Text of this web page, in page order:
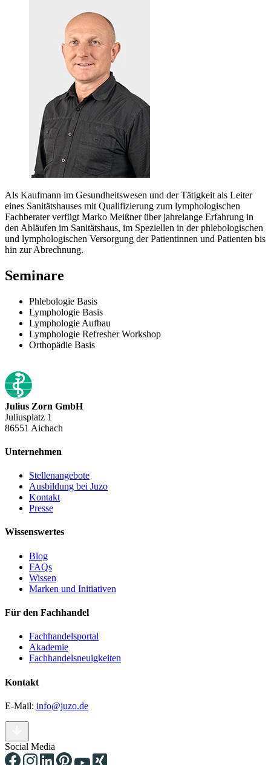
Als Kaufmann im Gesundheitswesen und der Tätigkeit als Leiter
eines Sanitätshauses mit Qualifizierung zum lymphologischen
Fachberater verfügt Marko Meißner über jahrelange Erfahrung in
den Abläufen im Sanitätshaus, im Speziellen in der phlebologischen
und lymphologischen Versorgung der Patientinnen und Patienten bis
hin zur Abrechnung.
Seminare
Phlebologie Basis
Lymphologie Basis
Lymphologie Aufbau
Lymphologie Refresher Workshop
Orthopädie Basis
Julius Zorn GmbH
Juliusplatz 1
86551 Aichach
Unternehmen
Stellenangebote
Ausbildung bei Juzo
Kontakt
Presse
Wissenswertes
Blog
FAQs
Wissen
Marken und Initiativen
Für den Fachhandel
Fachhandelsportal
Akademie
Fachhandelsneuigkeiten
Kontakt
E-Mail: info@juzo.de
Social Media